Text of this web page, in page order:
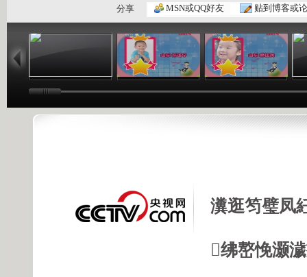
分享
MSN或QQ好友 贴到博客或
01:03 01:03 01:03
瀵逛笉璧凤
绋嶅悗灏